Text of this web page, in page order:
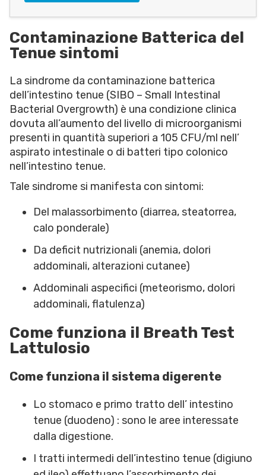
Contaminazione Batterica del
Tenue sintomi
La sindrome da contaminazione batterica
dell’intestino tenue (SIBO – Small Intestinal
Bacterial Overgrowth) è una condizione clinica
dovuta all’aumento del livello di microorganismi
presenti in quantità superiori a 105 CFU/ml nell’
aspirato intestinale o di batteri tipo colonico
nell’intestino tenue.
Tale sindrome si manifesta con sintomi:
Del malassorbimento (diarrea, steatorrea,
calo ponderale)
Da deficit nutrizionali (anemia, dolori
addominali, alterazioni cutanee)
Addominali aspecifici (meteorismo, dolori
addominali, flatulenza)
Come funziona il Breath Test
Lattulosio
Come funziona il sistema digerente
Lo stomaco e primo tratto dell’ intestino
tenue (duodeno) : sono le aree interessate
dalla digestione.
I tratti intermedi dell’intestino tenue (digiuno